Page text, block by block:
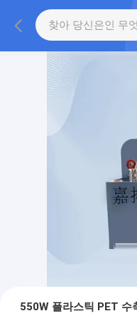
550W 플라스틱 PET 수